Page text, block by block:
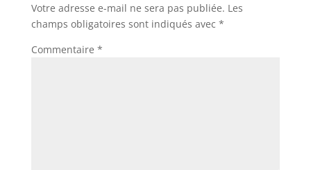
Votre adresse e-mail ne sera pas publiée. Les
champs obligatoires sont indiqués avec *
Commentaire *